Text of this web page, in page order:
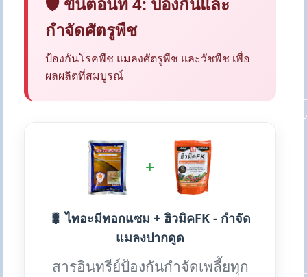
กำจัดศัตรูพืช
ป้องกันโรคพืช แมลงศัตรูพืช และวัชพืช เพื่อ
ผลผลิตที่สมบูรณ์
+
🐛 ไทอะมีทอกแซม + ฮิวมิคFK - กำจัด
แมลงปากดูด
สารอินทรีย์ป้องกันกำจัดเพลี้ยทุก